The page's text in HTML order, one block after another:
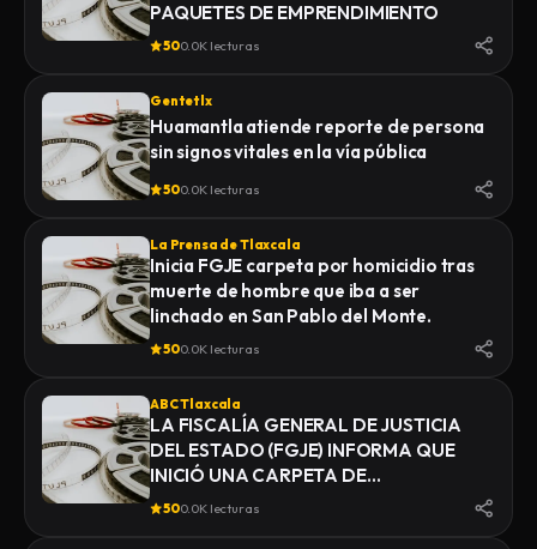
PAQUETES DE EMPRENDIMIENTO
500.0K lecturas
Gentetlx
Huamantla atiende reporte de persona
sin signos vitales en la vía pública
500.0K lecturas
La Prensa de Tlaxcala
Inicia FGJE carpeta por homicidio tras
muerte de hombre que iba a ser
linchado en San Pablo del Monte.
500.0K lecturas
ABC Tlaxcala
LA FISCALÍA GENERAL DE JUSTICIA
DEL ESTADO (FGJE) INFORMA QUE
INICIÓ UNA CARPETA DE
INVESTIGACIÓN POR EL DELITO DE
500.0K lecturas